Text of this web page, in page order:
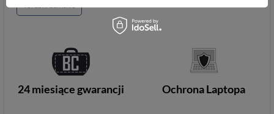
Torebki damskie
24 miesiące gwarancji Ochrona Laptopa